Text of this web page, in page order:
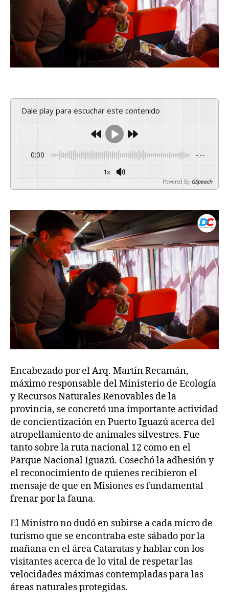
Dale play para escuchar este contenido
0:00 -:--
1x
Powered By GSpeech
Encabezado por el Arq. Martín Recamán,
máximo responsable del Ministerio de Ecología
y Recursos Naturales Renovables de la
provincia, se concretó una importante actividad
de concientización en Puerto Iguazú acerca del
atropellamiento de animales silvestres. Fue
tanto sobre la ruta nacional 12 como en el
Parque Nacional Iguazú. Cosechó la adhesión y
el reconocimiento de quienes recibieron el
mensaje de que en Misiones es fundamental
frenar por la fauna.
El Ministro no dudó en subirse a cada micro de
turismo que se encontraba este sábado por la
mañana en el área Cataratas y hablar con los
visitantes acerca de lo vital de respetar las
velocidades máximas contempladas para las
áreas naturales protegidas.